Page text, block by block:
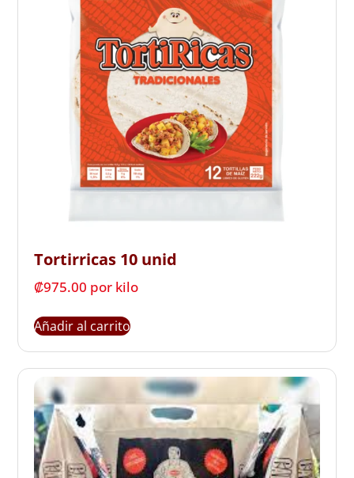
Tortirricas 10 unid
₡975.00 por kilo
Añadir al carrito